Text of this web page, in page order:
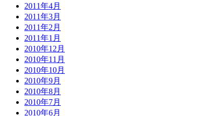
2011年4月
2011年3月
2011年2月
2011年1月
2010年12月
2010年11月
2010年10月
2010年9月
2010年8月
2010年7月
2010年6月